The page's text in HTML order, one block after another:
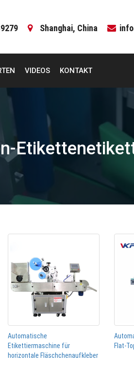
Shanghai, China
VIDEOS KONTAKT
Automatische
Etikettiermaschine für
horizontale Fläschchenaufkleber
Flat-